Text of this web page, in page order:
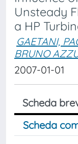
Unsteady
a HP
GAETANI,
BRUNO
2007-01-01
Scheda
Scheda